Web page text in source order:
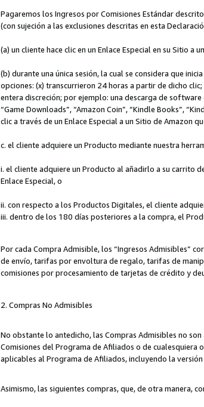
Pagaremos los Ingresos por Comisiones Estándar
(con sujeción a las exclusiones descritas en esta
(a) un cliente hace clic en un Enlace Especial en su Sitio a
(b) durante una única sesión, la cual se considera que
opciones: (x) transcurrieron 24 horas a partir de dicho
entera discreción; por ejemplo: una descarga de software
“Game Downloads”, “Amazon Coin”, “Kindle Books”,
clic a través de un Enlace Especial a un Sitio de Amazon
c. el cliente adquiere un Producto mediante nuestra
i. el cliente adquiere un Producto al añadirlo a su carrito
Enlace Especial, o
ii. con respecto a los Productos Digitales, el cliente
iii. dentro de los 180 días posteriores a la compra, el
Por cada Compra Admisible, los “Ingresos Admisibles”
de envío, tarifas por envoltura de regalo, tarifas de
comisiones por procesamiento de tarjetas de crédito y
2. Compras No Admisibles
No obstante lo antedicho, las Compras Admisibles no
Comisiones del Programa de Afiliados o de cualesquiera
aplicables al Programa de Afiliados, incluyendo la
Asimismo, las siguientes compras, que, de otra manera,